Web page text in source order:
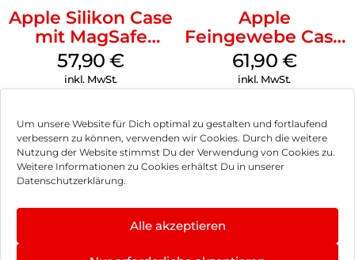
Um unsere Website für Dich optimal zu gestalten und fortlaufend
verbessern zu können, verwenden wir Cookies. Durch die weitere
Nutzung der Website stimmst Du der Verwendung von Cookies zu.
Weitere Informationen zu Cookies erhältst Du in unserer
Datenschutzerklärung.
Alle akzeptieren
Apple Silikon Case
mit MagSafe
iPhone 14 Pro
(PRODUCT)RED
57,90€
inkl. MwSt.
Apple
Feingewebe Case
iPhone 15 Pro
MagSafe Schwarz
61,90 €
inkl. MwSt.
Impressum